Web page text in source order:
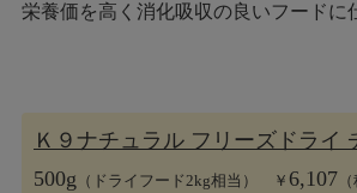
栄養価を高く消化吸収の良いフードに
Ｋ９ナチュラル フリーズドライ
500g （ドライフード2kg相当） ￥ 6,107